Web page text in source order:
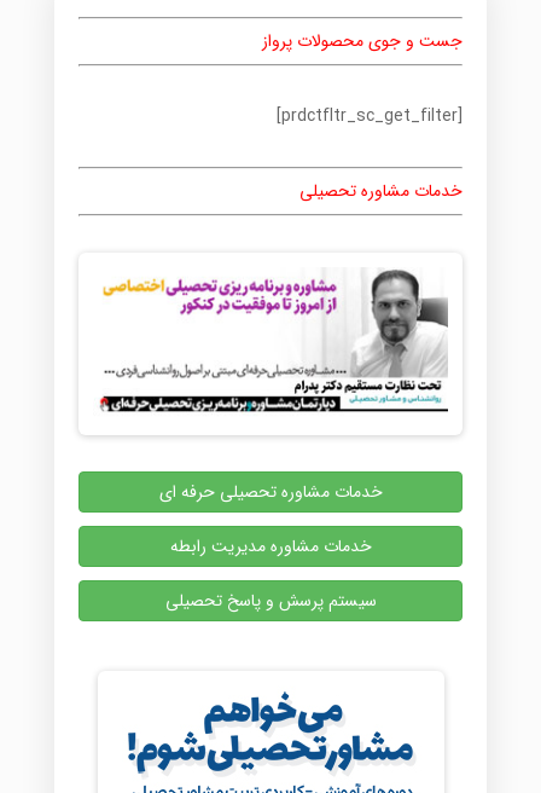
جست و جوی محصولات پرواز
[prdctfltr_sc_get_filter]
خدمات مشاوره تحصیلی
خدمات مشاوره تحصیلی حرفه ای
خدمات مشاوره مدیریت رابطه
سیستم پرسش و پاسخ تحصیلی